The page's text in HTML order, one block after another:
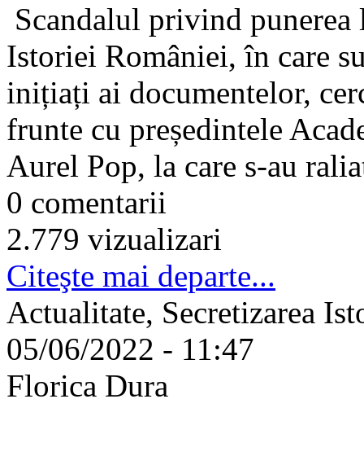
Scandalul privind punerea
Istoriei României, în care
inițiați ai documentelor,
frunte cu președintele
Aurel Pop, la care s-au
0 comentarii
2.779 vizualizari
Citeşte mai departe...
Actualitate, Secretizarea
05/06/2022 - 11:47
Florica Dura